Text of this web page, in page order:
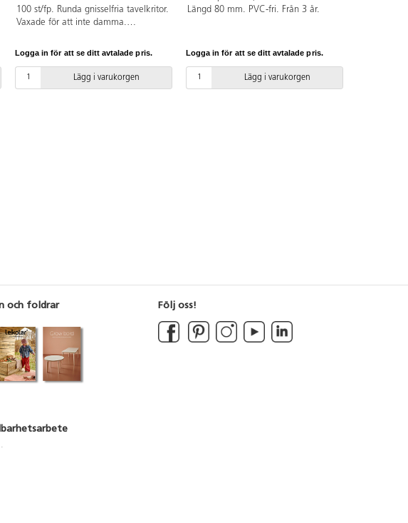
100 st/fp. Runda gnisselfria tavelkritor.
Vaxade för att inte damma.
Logga in för att se ditt avtalade pris.
Lägg i varukorgen
Längd 80 mm. PVC-fri. Från 3 år.
Logga in för att se ditt avtalade pris.
Lägg i varukorgen
och foldrar Följ oss!